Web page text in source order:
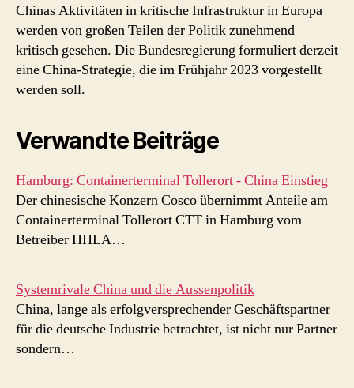
Chinas Aktivitäten in kritische Infrastruktur in Europa
werden von großen Teilen der Politik zunehmend
kritisch gesehen. Die Bundesregierung formuliert derzeit
eine China-Strategie, die im Frühjahr 2023 vorgestellt
werden soll.
Verwandte Beiträge
Hamburg: Containerterminal Tollerort - China Einstieg
Der chinesische Konzern Cosco übernimmt Anteile am
Containerterminal Tollerort CTT in Hamburg vom
Betreiber HHLA…
Systemrivale China und die Aussenpolitik
China, lange als erfolgversprechender Geschäftspartner
für die deutsche Industrie betrachtet, ist nicht nur Partner
sondern…